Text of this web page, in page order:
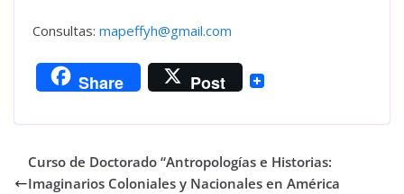
Consultas: mapeffyh@gmail.com
Share Post
Curso de Doctorado “Antropologías e Historias:
Imaginarios Coloniales y Nacionales en América